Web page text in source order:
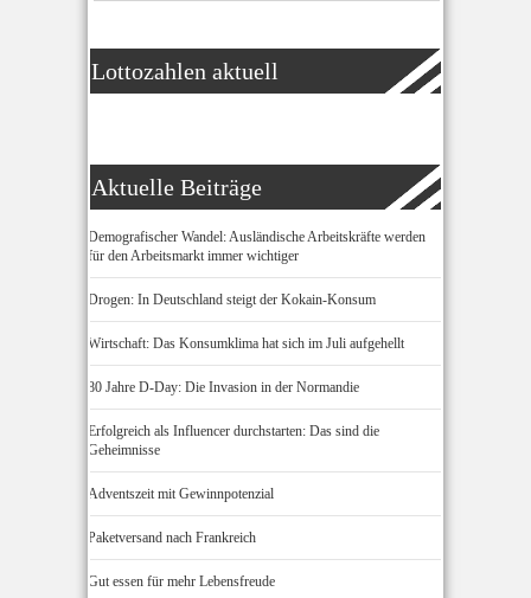
Lottozahlen aktuell
Aktuelle Beiträge
Demografischer Wandel: Ausländische Arbeitskräfte werden
für den Arbeitsmarkt immer wichtiger
Drogen: In Deutschland steigt der Kokain-Konsum
Wirtschaft: Das Konsumklima hat sich im Juli aufgehellt
80 Jahre D-Day: Die Invasion in der Normandie
Erfolgreich als Influencer durchstarten: Das sind die
Geheimnisse
Adventszeit mit Gewinnpotenzial
Paketversand nach Frankreich
Gut essen für mehr Lebensfreude